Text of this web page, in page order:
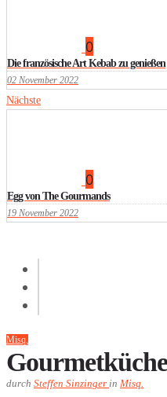
0
Die französische Art Kebab zu genießen
02 November 2022
Nächste
0
Egg von The Gourmands
19 November 2022
Misq.
durch Steffen Sinzinger in Misq.